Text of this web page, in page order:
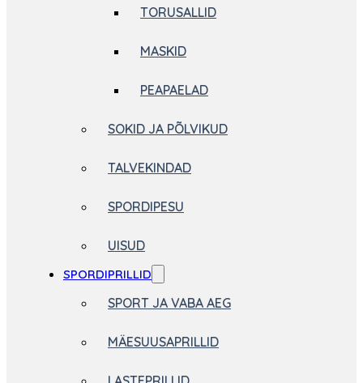
TORUSALLID
MASKID
PEAPAELAD
SOKID JA PÕLVIKUD
TALVEKINDAD
SPORDIPESU
UISUD
SPORDIPRILLID
SPORT JA VABA AEG
MÄESUUSAPRILLID